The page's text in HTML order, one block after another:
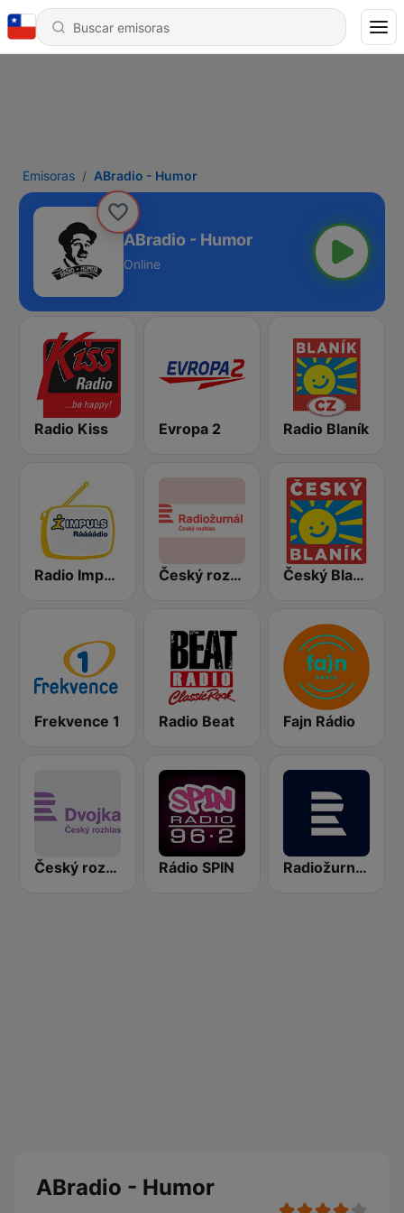
Emisoras ABradio - Humor
ABradio - Humor
Online
Radio Kiss Evropa 2 Radio Blaník
Radio Impuls Český rozhlas Radiožurnál Český Blaník
Frekvence 1 Radio Beat Fajn Rádio
Český rozhlas Dvojka Rádio SPIN Radiožurnál Sport
ABradio - Humor